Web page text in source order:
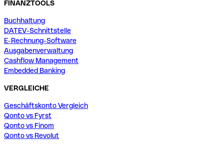
FINANZTOOLS
Buchhaltung
DATEV-Schnittstelle
E-Rechnung-Software
Ausgabenverwaltung
Cashflow Management
Embedded Banking
VERGLEICHE
Geschäftskonto Vergleich
Qonto vs Fyrst
Qonto vs Finom
Qonto vs Revolut